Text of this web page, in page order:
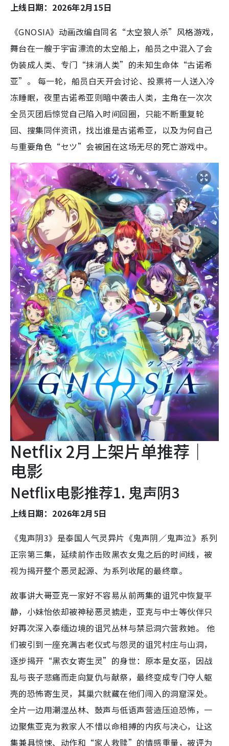
上线日期：2026年2月15日
《GNOSIA》动画改编自同名“太空狼人杀”风格游戏，
舞台在一艘于宇宙漂流的太空船上，船员之中混入了会
伪装成人类、专门“抹消人类”的未知生命体“古诺希
亚”。 每一轮，船员白天开会讨论、投票将一人送入冷
冻睡眠，夜里古诺希亚则暗中袭击人类，主角在一次次
全员灭团后惊觉自己陷入时间回圈，只能不断重复轮
回、搜集同伴资讯，找出谁是古诺希亚，以及为何自己
与重要角色“セツ”会被困在这场无尽的死亡游戏中。
Netflix 2月上架片单推荐｜
电影
Netflix电影推荐1. 鬼声阴3
上线日期：2026年2月5日
《鬼声阴3》是泰国人气灵异片《鬼声阴／鬼声泣》系列
正宗第三集，延续前作击败黑衣女鬼之后的时间线，被
视为揭开整个恶灵起源、为系列收尾的最终章。
故事讲大哥亚克一家好不容易从前两集的诅咒中恢复平
静，小妹怡依却被神秘恶灵掳走，亚克与中士等伙伴只
好再次深入泰缅边境的诅咒丛林与禁忌洞穴营救她。 他
们被引到一座充满古老仪式与怨灵的诅咒村庄与山洞，
逐步揭开“黑衣女寄生灵”的身世：原本是女巫，因战
乱与丧子悲痛而走向复仇与献祭，最终变成专门夺人躯
壳的恐怖寄生灵，其巢穴就藏在他们闯入的洞窟深处。
全片一边用潮湿丛林、鼓声与低语声营造压迫恐怖，一
边聚焦亚克为救家人不惜以命相搏的内疚与决心，让这
集兼具惊悚、动作和“家人救赎”的情感重量，被评为